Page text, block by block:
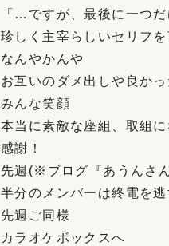
「…ですが、最後に一つ
珍しく主宰らしいセリフ
なんやかんや
お互いのダメ出しや良か
みんな笑顔
本当に素敵な座組、取組
感謝！
先週(※ブログ『あうんさ
半分のメンバーは終電を逃
先週ご同様
カラオケボックスへ